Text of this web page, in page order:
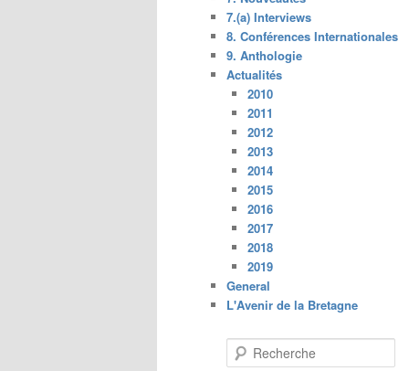
7.(a) Interviews
8. Conférences Internationales
9. Anthologie
Actualités
2010
2011
2012
2013
2014
2015
2016
2017
2018
2019
General
L'Avenir de la Bretagne
e